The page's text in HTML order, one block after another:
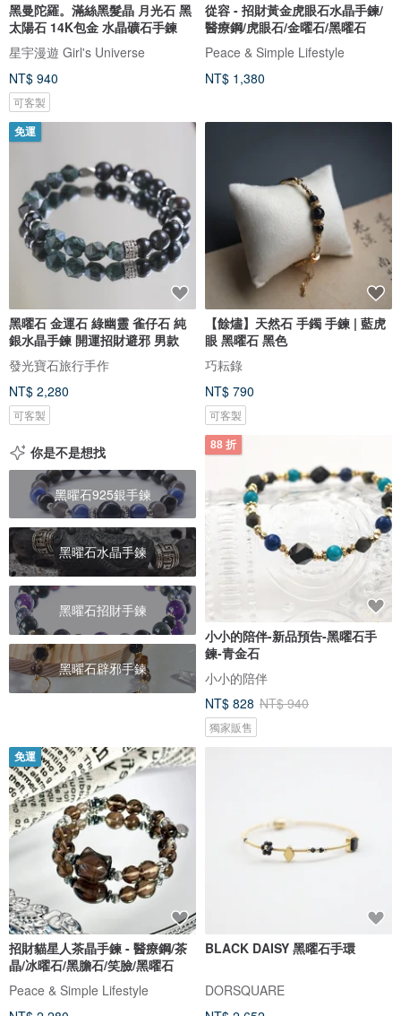
黑曼陀羅。滿絲黑髮晶 月光石 黑
太陽石 14K包金 水晶礦石手鍊
星宇漫遊 Girl's Universe
NT$ 940
可客製
從容 - 招財黃金虎眼石水晶手鍊/
醫療鋼/虎眼石/金曜石/黑曜石
Peace & Simple Lifestyle
NT$ 1,380
免運
黑曜石 金運石 綠幽靈 雀仔石 純
銀水晶手鍊 開運招財避邪 男款
發光寶石旅行手作
NT$ 2,280
可客製
【餘燼】天然石 手鐲 手鍊 | 藍虎
眼 黑曜石 黑色
巧耘錄
NT$ 790
可客製
你是不是想找
黑曜石925銀手鍊
黑曜石水晶手鍊
黑曜石招財手鍊
黑曜石辟邪手鍊
88 折
小小的陪伴-新品預告-黑曜石手
鍊-青金石
小小的陪伴
NT$ 828 NT$ 940
獨家販售
免運
招財貓星人茶晶手鍊 - 醫療鋼/茶
晶/冰曜石/黑膽石/笑臉/黑曜石
Peace & Simple Lifestyle
BLACK DAISY 黑曜石手環
DORSQUARE